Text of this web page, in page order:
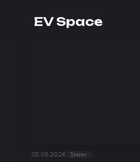
EV Space
05.05.2026 5мин